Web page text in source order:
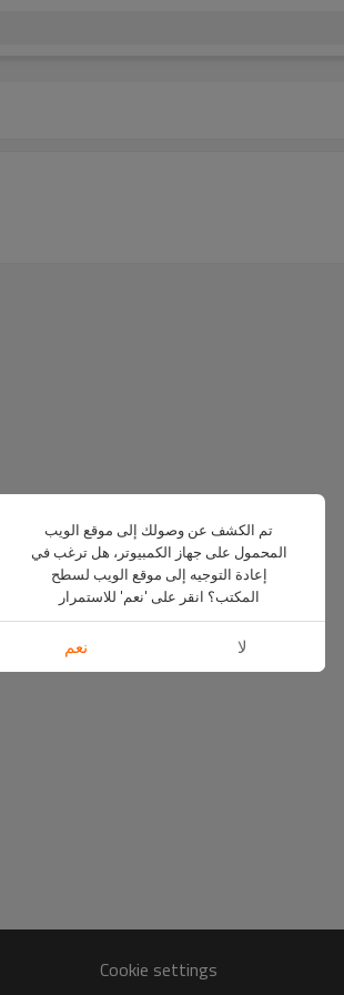
Cookie settings
تم الكشف عن وصولك إلى موقع الويب
المحمول على جهاز الكمبيوتر، هل ترغب في
إعادة التوجيه إلى موقع الويب لسطح
المكتب؟ انقر على 'نعم' للاستمرار
لا نعم